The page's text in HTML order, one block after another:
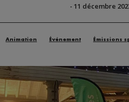
- 11 décembre
Animation Événement Émissions